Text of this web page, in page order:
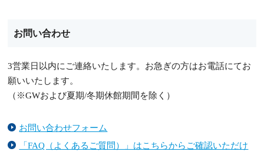
お問い合わせ
3営業日以内にご連絡いたします。お急ぎの方はお電話にてお
願いいたします。
（※GWおよび夏期/冬期休館期間を除く）
お問い合わせフォーム
「FAQ（よくあるご質問）」はこちらからご確認いただけ